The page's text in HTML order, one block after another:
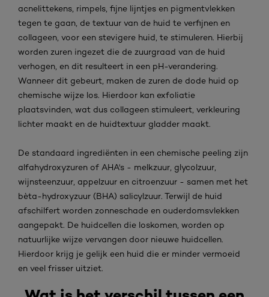
acnelittekens, rimpels, fijne lijntjes en pigmentvlekken
tegen te gaan, de textuur van de huid te verfijnen en
collageen, voor een stevigere huid, te stimuleren. Hierbij
worden zuren ingezet die de zuurgraad van de huid
verhogen, en dit resulteert in een pH-verandering.
Wanneer dit gebeurt, maken de zuren de dode huid op
chemische wijze los. Hierdoor kan exfoliatie
plaatsvinden, wat dus collageen stimuleert, verkleuring
lichter maakt en de huidtextuur gladder maakt.
De standaard ingrediënten in een chemische peeling zijn
alfahydroxyzuren of AHA's - melkzuur, glycolzuur,
wijnsteenzuur, appelzuur en citroenzuur - samen met het
bèta-hydroxyzuur (BHA) salicylzuur. Terwijl de huid
afschilfert worden zonneschade en ouderdomsvlekken
aangepakt. De huidcellen die loskomen, worden op
natuurlijke wijze vervangen door nieuwe huidcellen.
Hierdoor krijg je gelijk een huid die er minder vermoeid
en veel frisser uitziet.